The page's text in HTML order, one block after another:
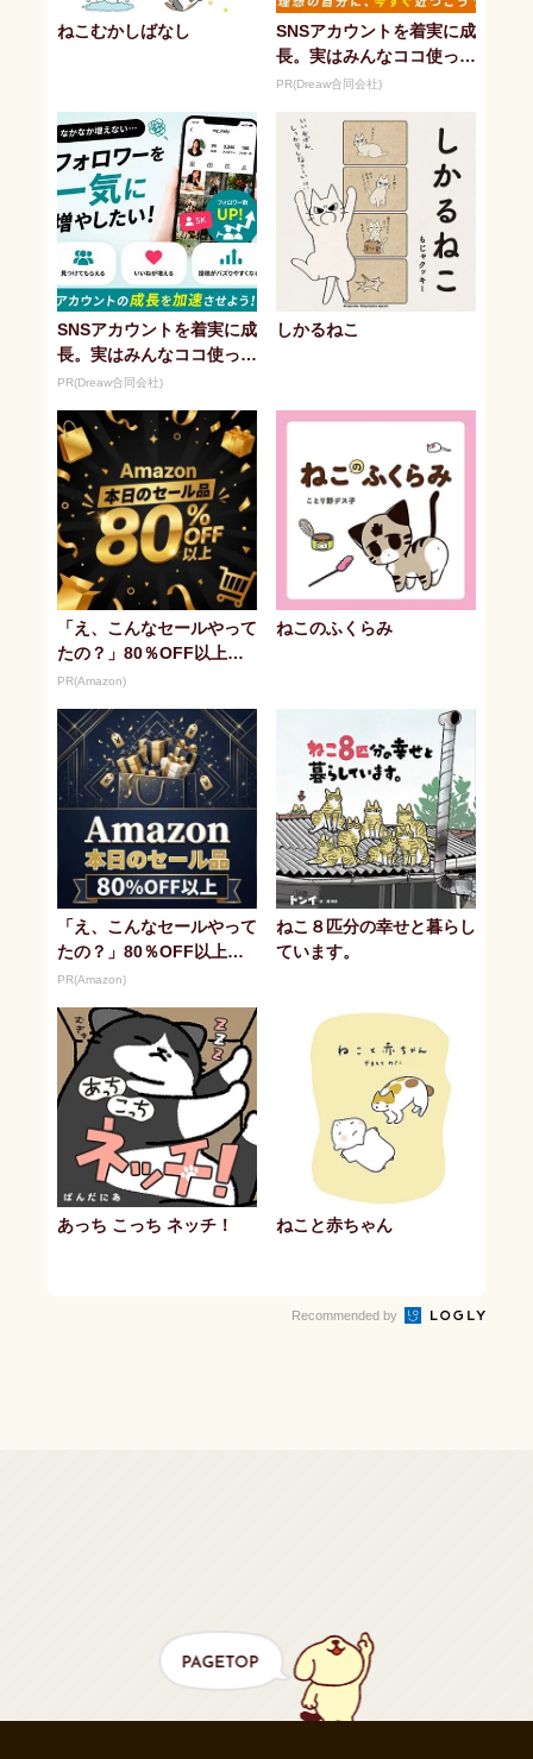
ねこむかしばなし
SNSアカウントを着実に成
長。実はみんなココ使って
ます。
PR(Dreaw合同会社)
SNSアカウントを着実に成
長。実はみんなココ使って
ます。
PR(Dreaw合同会社)
しかるねこ
「え、こんなセールやって
たの？」80％OFF以上が
続々登場！Amazonの本気
PR(Amazon)
ねこのふくらみ
「え、こんなセールやって
たの？」80％OFF以上が
続々登場！Amazonの本気
PR(Amazon)
ねこ８匹分の幸せと暮らし
ています。
あっち こっち ネッチ！ ねこと赤ちゃん
Recommended by